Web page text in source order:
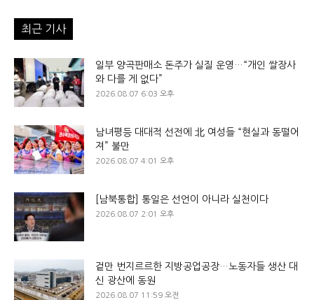
최근 기사
일부 양곡판매소 돈주가 실질 운영…“개인 쌀장사
와 다를 게 없다”
2026.08.07 6:03 오후
남녀평등 대대적 선전에 北 여성들 “현실과 동떨어
져” 불만
2026.08.07 4:01 오후
[남북통합] 통일은 선언이 아니라 실천이다
2026.08.07 2:01 오후
겉만 번지르르한 지방공업공장…노동자들 생산 대
신 광산에 동원
2026.08.07 11:59 오전